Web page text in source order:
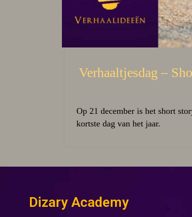
Verhaaltjesdag –
Op 21 december is het short
kortste dag van het jaar.
Dizary Academy